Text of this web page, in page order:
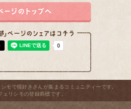
モで猫好きさんが集まるコミュニティーです。
ェリシモの登録商標です。